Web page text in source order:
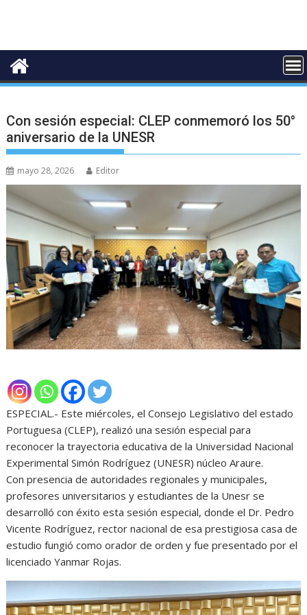
Con sesión especial: CLEP conmemoró los 50°
aniversario de la UNESR
mayo 28, 2026 Editor
ESPECIAL.- Este miércoles, el Consejo Legislativo del estado
Portuguesa (CLEP), realizó una sesión especial para
reconocer la trayectoria educativa de la Universidad Nacional
Experimental Simón Rodríguez (UNESR) núcleo Araure.
Con presencia de autoridades regionales y municipales,
profesores universitarios y estudiantes de la Unesr se
desarrolló con éxito esta sesión especial, donde el Dr. Pedro
Vicente Rodríguez, rector nacional de esa prestigiosa casa de
estudio fungió como orador de orden y fue presentado por el
licenciado Yanmar Rojas.